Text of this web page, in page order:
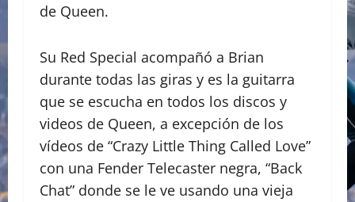
de Queen.
Su Red Special acompañó a Brian
durante todas las giras y es la guitarra
que se escucha en todos los discos y
videos de Queen, a excepción de los
vídeos de “Crazy Little Thing Called Love”
con una Fender Telecaster negra, “Back
Chat” donde se le ve usando una vieja